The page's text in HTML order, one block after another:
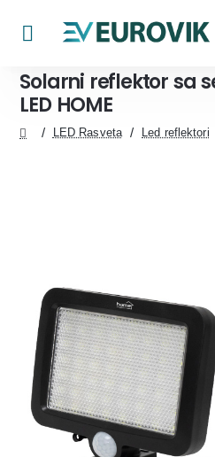
Solarni reflektor sa
LED HOME
LED Rasveta Led reflektori